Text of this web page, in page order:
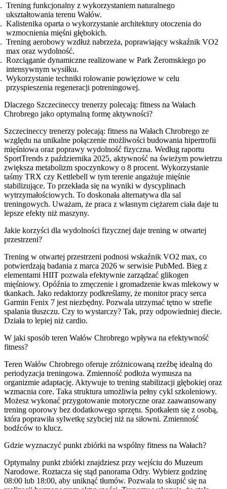
Trening funkcjonalny z wykorzystaniem naturalnego
ukształtowania terenu Wałów.
Kalistenika oparta o wykorzystanie architektury otoczenia do
wzmocnienia mięśni głębokich.
Trening aerobowy wzdłuż nabrzeża, poprawiający wskaźnik VO2
max oraz wydolność.
Rozciąganie dynamiczne realizowane w Park Żeromskiego po
intensywnym wysiłku.
Wykorzystanie techniki rolowanie powięziowe w celu
przyspieszenia regeneracji potreningowej.
Dlaczego Szczecineccy trenerzy polecają: fitness na Wałach
Chrobrego jako optymalną formę aktywności?
Szczecineccy trenerzy polecają: fitness na Wałach Chrobrego ze
względu na unikalne połączenie możliwości budowania hipertrofii
mięśniowa oraz poprawy wydolność fizyczna. Według raportu
SportTrends z października 2025, aktywność na świeżym powietrzu
zwiększa metabolizm spoczynkowy o 8 procent. Wykorzystanie
taśmy TRX czy Kettlebell w tym terenie angażuje mięśnie
stabilizujące. To przekłada się na wyniki w dyscyplinach
wytrzymałościowych. To doskonała alternatywa dla sal
treningowych. Uważam, że praca z własnym ciężarem ciała daje tu
lepsze efekty niż maszyny.
Jakie korzyści dla wydolności fizycznej daje trening w otwartej
przestrzeni?
Trening w otwartej przestrzeni podnosi wskaźnik VO2 max, co
potwierdzają badania z marca 2026 w serwisie PubMed. Bieg z
elementami HIIT pozwala efektywnie zarządzać glikogen
mięśniowy. Opóźnia to zmęczenie i gromadzenie kwas mlekowy w
tkankach. Jako redaktorzy podkreślamy, że monitor pracy serca
Garmin Fenix 7 jest niezbędny. Pozwala utrzymać tętno w strefie
spalania tłuszczu. Czy to wystarczy? Tak, przy odpowiedniej diecie.
Działa to lepiej niż cardio.
W jaki sposób teren Wałów Chrobrego wpływa na efektywność
fitness?
Teren Wałów Chrobrego oferuje zróżnicowaną rzeźbę idealną do
periodyzacja treningowa. Zmienność podłoża wymusza na
organizmie adaptację. Aktywuje to trening stabilizacji głębokiej oraz
wzmacnia core. Taka struktura umożliwia pełny cykl szkoleniowy.
Możesz wykonać przygotowanie motoryczne oraz zaawansowany
trening oporowy bez dodatkowego sprzętu. Spotkałem się z osobą,
która poprawiła sylwetkę szybciej niż na siłowni. Zmienność
bodźców to klucz.
Gdzie wyznaczyć punkt zbiórki na wspólny fitness na Wałach?
Optymalny punkt zbiórki znajdziesz przy wejściu do Muzeum
Narodowe. Roztacza się stąd panorama Odry. Wybierz godzinę
08:00 lub 18:00, aby uniknąć tłumów. Pozwala to skupić się na